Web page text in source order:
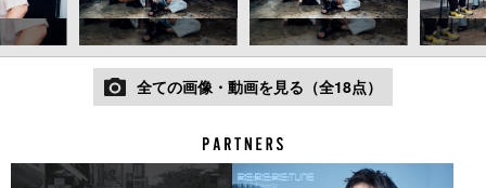
全ての画像・動画を見る（全18点）